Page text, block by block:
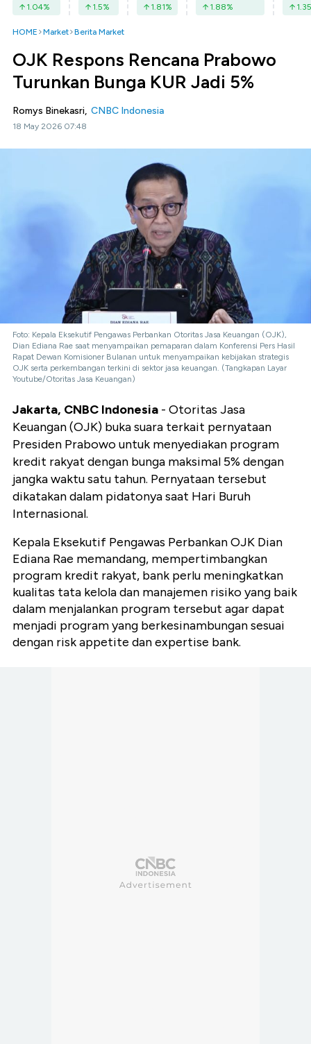
1.04% 1.5% 1.81% 1.88% 1.35
HOME Market Berita Market
OJK Respons Rencana Prabowo
Turunkan Bunga KUR Jadi 5%
Romys Binekasri, CNBC Indonesia
18 May 2026 07:48
Foto: Kepala Eksekutif Pengawas Perbankan Otoritas Jasa Keuangan (OJK),
Dian Ediana Rae saat menyampaikan pemaparan dalam Konferensi Pers Hasil
Rapat Dewan Komisioner Bulanan untuk menyampaikan kebijakan strategis
OJK serta perkembangan terkini di sektor jasa keuangan. (Tangkapan Layar
Youtube/Otoritas Jasa Keuangan)
Jakarta, CNBC Indonesia - Otoritas Jasa
Keuangan (OJK) buka suara terkait pernyataan
Presiden Prabowo untuk menyediakan program
kredit rakyat dengan bunga maksimal 5% dengan
jangka waktu satu tahun. Pernyataan tersebut
dikatakan dalam pidatonya saat Hari Buruh
Internasional.
Kepala Eksekutif Pengawas Perbankan OJK Dian
Ediana Rae memandang, mempertimbangkan
program kredit rakyat, bank perlu meningkatkan
kualitas tata kelola dan manajemen risiko yang baik
dalam menjalankan program tersebut agar dapat
menjadi program yang berkesinambungan sesuai
dengan risk appetite dan expertise bank.